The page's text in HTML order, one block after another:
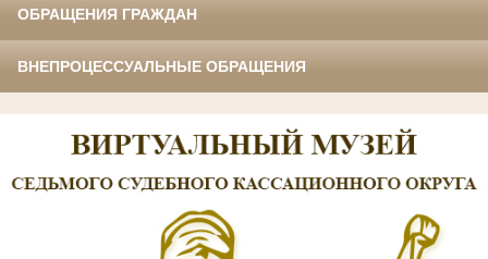
ОБРАЩЕНИЯ ГРАЖДАН
ВНЕПРОЦЕССУАЛЬНЫЕ ОБРАЩЕНИЯ